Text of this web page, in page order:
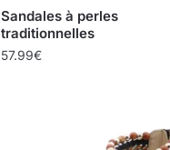
Sandales à perles
traditionnelles
57.99€